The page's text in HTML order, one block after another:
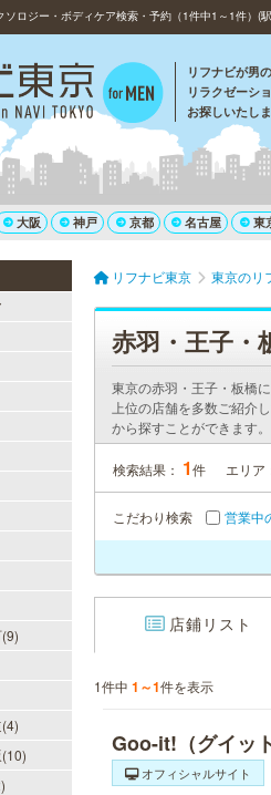
ソロジー・ボディケア検索・予約（1件中1～1件）(
リフナビが男
リラクゼーシ
お探しいたし
大阪 神戸 京都 名古屋 東
リフナビ東京 東京のリ
赤羽・王子・
東京の赤羽・王子・板橋
上位の店舗を多数ご紹介
から探すことができます
検索結果： 1件 エリア
こだわり検索 営業中
店鋪リスト
1件中 1～1件を表示
Goo-it!（グイッ
オフィシャルサイト